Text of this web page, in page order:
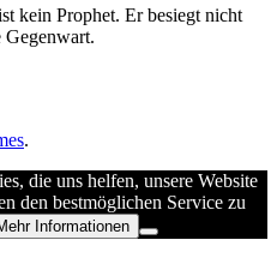
kein Prophet. Er besiegt nicht
.
die uns helfen, unsere Website
den bestmöglichen Service zu
Informationen